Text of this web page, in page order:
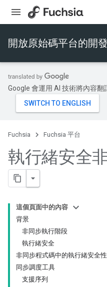
開放原始碼平台的開
Google 會運用 AI 技術將內容翻
Fuchsia Fuchsia 平台
執行緒安全
這個頁面中的內容
背景
非同步執行階段
執行緒安全
非同步程式碼中的執行緒安全性
同步調度工具
支援序列